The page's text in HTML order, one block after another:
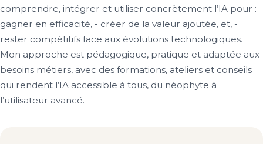
comprendre, intégrer et utiliser concrètement l’IA pour : -
gagner en efficacité, - créer de la valeur ajoutée, et, -
rester compétitifs face aux évolutions technologiques.
Mon approche est pédagogique, pratique et adaptée aux
besoins métiers, avec des formations, ateliers et conseils
qui rendent l’IA accessible à tous, du néophyte à
l’utilisateur avancé.